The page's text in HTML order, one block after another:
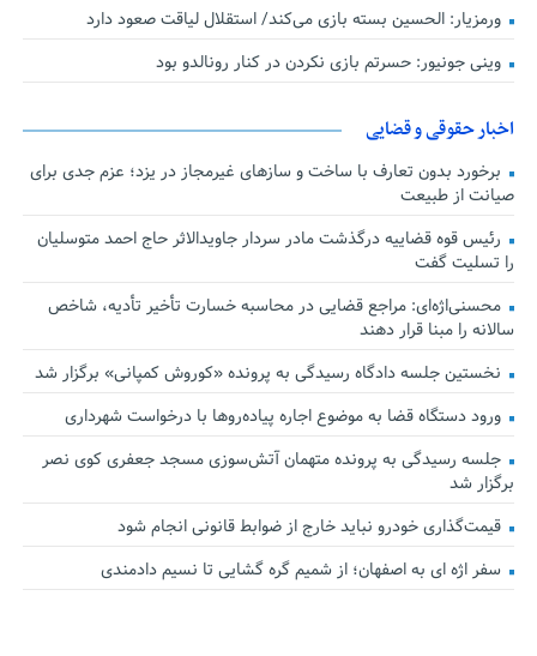
ورمزیار: الحسین بسته بازی می‌کند/ استقلال لیاقت صعود دارد
وینی جونیور: حسرتم بازی نکردن در کنار رونالدو بود
اخبار حقوقی و قضایی
برخورد بدون تعارف با ساخت‌ و سازهای غیرمجاز در یزد؛ عزم جدی برای
صیانت از طبیعت
رئیس قوه قضاییه درگذشت مادر سردار جاویدالاثر حاج احمد متوسلیان
را تسلیت گفت
محسنی‌اژه‌ای: مراجع قضایی در محاسبه خسارت تأخیر تأدیه، شاخص
سالانه را مبنا قرار دهند
نخستین جلسه دادگاه رسیدگی به پرونده «کوروش کمپانی» برگزار شد
ورود دستگاه قضا به موضوع اجاره پیاده‌روها با درخواست شهرداری
جلسه رسیدگی به پرونده متهمان آتش‌سوزی مسجد جعفری کوی نصر
برگزار شد
قیمت‌گذاری خودرو نباید خارج از ضوابط قانونی انجام شود
سفر اژه ای به اصفهان؛ از شمیم گره گشایی تا نسیم دادمندی